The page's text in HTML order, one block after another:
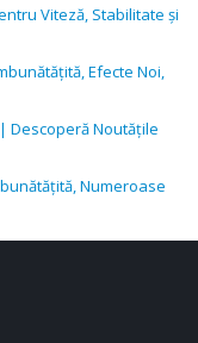
Viteză, Stabilitate și
Efecte Noi,
Descoperă Noutățile
Numeroase